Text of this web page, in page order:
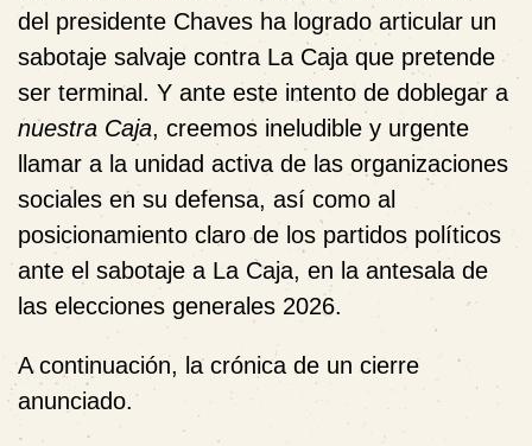
del presidente Chaves ha logrado articular un
sabotaje salvaje contra La Caja que pretende
ser terminal. Y ante este intento de doblegar a
nuestra Caja, creemos ineludible y urgente
llamar a la unidad activa de las organizaciones
sociales en su defensa, así como al
posicionamiento claro de los partidos políticos
ante el sabotaje a La Caja, en la antesala de
las elecciones generales 2026.
A continuación, la crónica de un cierre
anunciado.